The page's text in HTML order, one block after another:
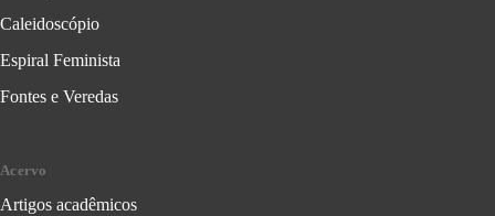
Caleidoscópio
Espiral Feminista
Fontes e Veredas
Acervo
Artigos acadêmicos